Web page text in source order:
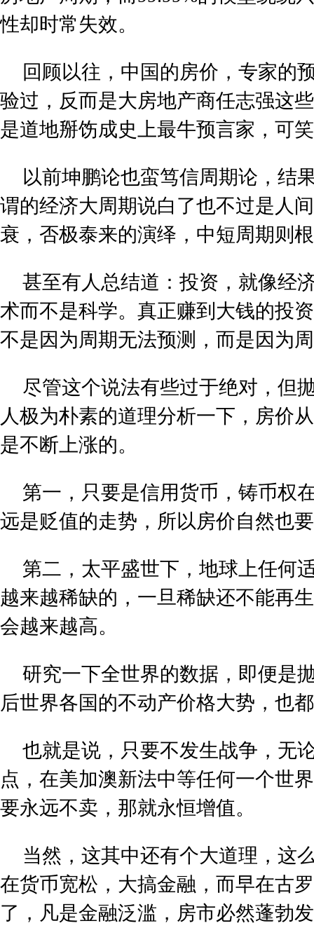
性却时常失效。
回顾以往，中国的房价，专家的
验过，反而是大房地产商任志强这
是道地掰饬成史上最牛预言家，可
以前坤鹏论也蛮笃信周期论，结
谓的经济大周期说白了也不过是人
衰，否极泰来的演绎，中短周期则
甚至有人总结道：投资，就像经
术而不是科学。真正赚到大钱的投
不是因为周期无法预测，而是因为
尽管这个说法有些过于绝对，但
人极为朴素的道理分析一下，房价
是不断上涨的。
第一，只要是信用货币，铸币权
远是贬值的走势，所以房价自然也
第二，太平盛世下，地球上任何
越来越稀缺的，一旦稀缺还不能再
会越来越高。
研究一下全世界的数据，即便是
后世界各国的不动产价格大势，也
也就是说，只要不发生战争，无
点，在美加澳新法中等任何一个世
要永远不卖，那就永恒增值。
当然，这其中还有个大道理，这
在货币宽松，大搞金融，而早在古
了，凡是金融泛滥，房市必然蓬勃